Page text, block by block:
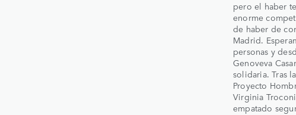
pero el haber
enorme
de haber de
Madrid.
personas y
Genoveva
solidaria. Tras
Proyecto
Virginia
empatado